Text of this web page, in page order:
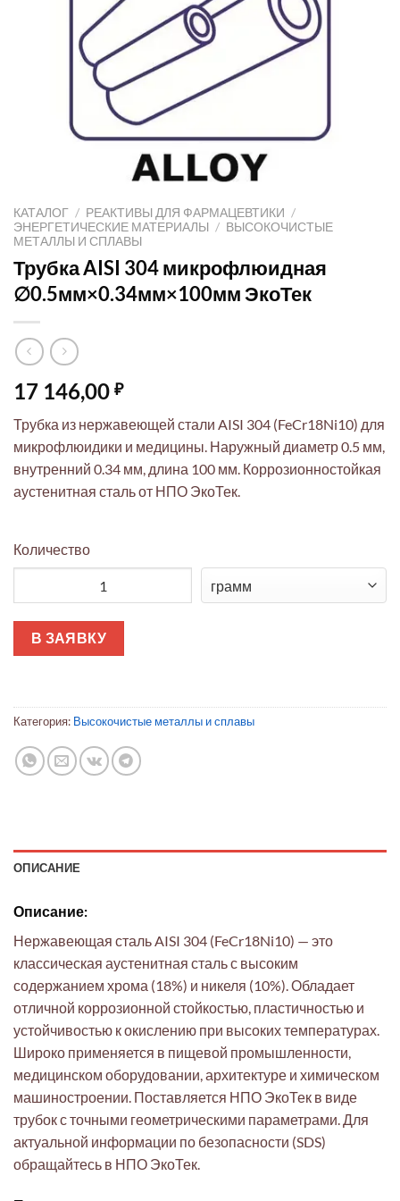
КАТАЛОГ / РЕАКТИВЫ ДЛЯ ФАРМАЦЕВТИКИ /
ЭНЕРГЕТИЧЕСКИЕ МАТЕРИАЛЫ / ВЫСОКОЧИСТЫЕ
МЕТАЛЛЫ И СПЛАВЫ
Трубка AISI 304 микрофлюидная
∅0.5мм×0.34мм×100мм ЭкоТек
17 146,00 ₽
Трубка из нержавеющей стали AISI 304 (FeCr18Ni10) для
микрофлюидики и медицины. Наружный диаметр 0.5 мм,
внутренний 0.34 мм, длина 100 мм. Коррозионностойкая
аустенитная сталь от НПО ЭкоТек.
Количество
В ЗАЯВКУ
Категория: Высокочистые металлы и сплавы
ОПИСАНИЕ
Описание:
Нержавеющая сталь AISI 304 (FeCr18Ni10) — это
классическая аустенитная сталь с высоким
содержанием хрома (18%) и никеля (10%). Обладает
отличной коррозионной стойкостью, пластичностью и
устойчивостью к окислению при высоких температурах.
Широко применяется в пищевой промышленности,
медицинском оборудовании, архитектуре и химическом
машиностроении. Поставляется НПО ЭкоТек в виде
трубок с точными геометрическими параметрами. Для
актуальной информации по безопасности (SDS)
обращайтесь в НПО ЭкоТек.